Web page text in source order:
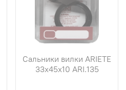
Сальники вилки ARIETE
33х45х10 ARI.135